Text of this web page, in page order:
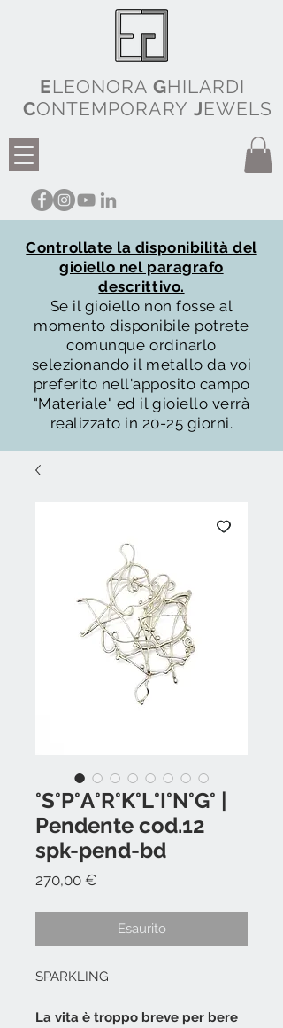
ELEONORA GHILARDI
CONTEMPORARY JEWELS
Controllate la disponibilità del
gioiello nel paragrafo
descrittivo.
Se il gioiello non fosse al
momento disponibile potrete
comunque ordinarlo
selezionando il metallo da voi
preferito nell'apposito campo
"Materiale" ed il gioiello verrà
realizzato in 20-25 giorni.
°S°P°A°R°K°L°I°N°G° |
Pendente cod.12
spk-pend-bd
270,00 €
Esaurito
SPARKLING
La vita è troppo breve per bere